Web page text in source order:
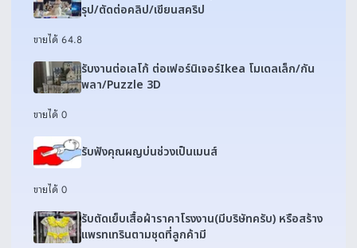
รุป/ตัดต่อคลิป/เขียนสคริป
ขายได้ 64.8
รับงานต่อเลโก้ ต่อเฟอร์นิเจอร์Ikea โมเดลเล็ก/กัน
พลา/Puzzle 3D
ขายได้ 0
รับฟังคุณผญบ่นช่วงเป็นเมนส์
ขายได้ 0
รับตัดเย็บเสื้อผ้าราคาโรงงาน(มีบริษัทครับ) หรือสร้าง
แพรทเทรินตามชุดที่ลูกค้ามี